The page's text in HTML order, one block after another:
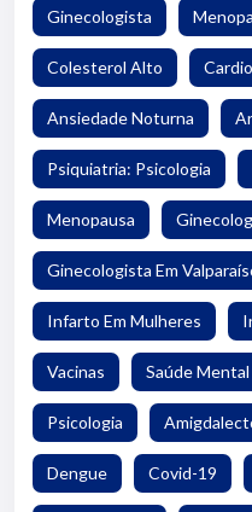
Ginecologista
Colesterol Alto
Ansiedade Noturna
Psiquiatria: Psicologia
Menopausa
Ginecologista Em
Infarto Em Mulheres
Vacinas Saúde Mental
Psicologia
Dengue Covid-19